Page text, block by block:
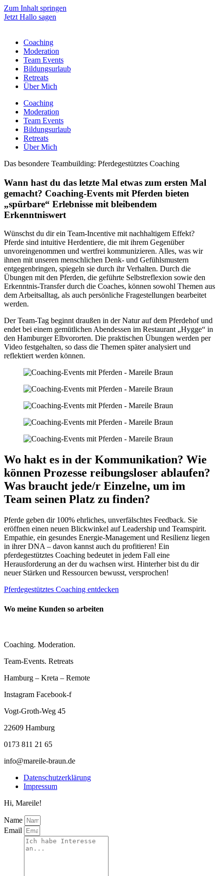
Zum Inhalt springen
Jetzt Hallo sagen
Coaching
Moderation
Team Events
Bildungsurlaub
Retreats
Über Mich
Coaching
Moderation
Team Events
Bildungsurlaub
Retreats
Über Mich
Das besondere Teambuilding: Pferdegestütztes Coaching
Wann hast du das letzte Mal etwas zum ersten Mal
gemacht? Coaching-Events mit Pferden bieten
„spürbare“ Erlebnisse mit bleibendem
Erkenntniswert
Wünschst du dir ein Team-Incentive mit nachhaltigem Effekt?
Pferde sind intuitive Herdentiere, die mit ihrem Gegenüber
unvoreingenommen und wertfrei kommunizieren. Alles, was wir
ihnen mit unseren menschlichen Denk- und Gefühlsmustern
entgegenbringen, spiegeln sie durch ihr Verhalten. Durch die
Übungen mit den Pferden, die geführte Selbstreflexion sowie den
Erkenntnis-Transfer durch die Coaches, können sowohl Themen aus
dem Arbeitsalltag, als auch persönliche Fragestellungen bearbeitet
werden.
Der Team-Tag beginnt draußen in der Natur auf dem Pferdehof und
endet bei einem gemütlichen Abendessen im Restaurant „Hygge“ in
den Hamburger Elbvororten. Die praktischen Übungen werden per
Video festgehalten, so dass die Themen später analysiert und
reflektiert werden können.
Wo hakt es in der Kommunikation? Wie
können Prozesse reibungsloser ablaufen?
Was braucht jede/r Einzelne, um im
Team seinen Platz zu finden?
Pferde geben dir 100% ehrliches, unverfälschtes Feedback. Sie
eröffnen einen neuen Blickwinkel auf Leadership und Teamspirit.
Empathie, ein gesundes Energie-Management und Resilienz liegen
in ihrer DNA – davon kannst auch du profitieren! Ein
pferdegestütztes Coaching bedeutet in jedem Fall eine
Herausforderung an der du wachsen wirst. Hinterher bist du dir
neuer Stärken und Ressourcen bewusst, versprochen!
Pferdegestütztes Coaching entdecken
Wo meine Kunden so arbeiten
Coaching. Moderation.
Team-Events. Retreats
Hamburg – Kreta – Remote
Instagram Facebook-f
Vogt-Groth-Weg 45
22609 Hamburg
0173 811 21 65
info@mareile-braun.de
Datenschutzerklärung
Impressum
Hi, Mareile!
Name
Email